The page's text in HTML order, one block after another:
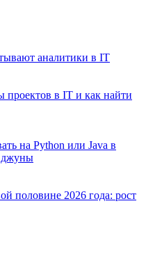
аналитики в IT
проектов в IT и как найти
на Python или Java в
джуны
половине 2026 года: рост